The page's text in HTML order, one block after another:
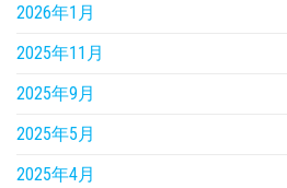
2026年1月
2025年11月
2025年9月
2025年5月
2025年4月